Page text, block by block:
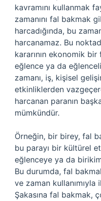
kavramını kullanmak
zamanını fal bakmak
harcadığında, bu
harcanamaz. Bu
kararının ekonomik
eğlence ya da
zamanı, iş, kişisel
etkinliklerden
harcanan paranın
mümkündür.
Örneğin, bir birey, fal
bu parayı bir kültürel
eğlenceye ya da
Bu durumda, fal
ve zaman
Şakasına fal bakmak,